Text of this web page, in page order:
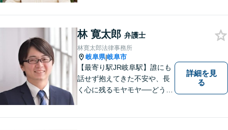
ます。より良い解決ができる
ようサポートしたいと考えて
おります。
林 寛太郎 弁護士
林寛太郎法律事務所
岐阜県|岐阜市
【最寄り駅JR岐阜駅】誰にも
話せず抱えてきた不安や、長
く心に残るモヤモヤ──どうぞ
詳細を見
る